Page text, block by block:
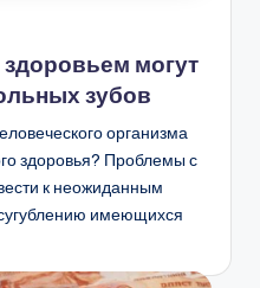
могут
зубов
организма
здоровья? Проблемы с
к неожиданным
имеющихся